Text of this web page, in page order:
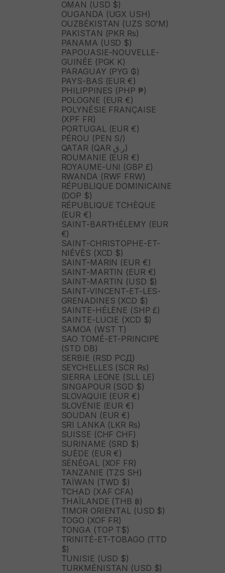
OMAN (USD $)
OUGANDA (UGX USH)
OUZBÉKISTAN (UZS SO'M)
PAKISTAN (PKR ₨)
PANAMA (USD $)
PAPOUASIE-NOUVELLE-
GUINÉE (PGK K)
PARAGUAY (PYG ₲)
PAYS-BAS (EUR €)
PHILIPPINES (PHP ₱)
POLOGNE (EUR €)
POLYNÉSIE FRANÇAISE
(XPF FR)
PORTUGAL (EUR €)
PÉROU (PEN S/)
QATAR (QAR ر.ق)
ROUMANIE (EUR €)
ROYAUME-UNI (GBP £)
RWANDA (RWF FRW)
RÉPUBLIQUE DOMINICAINE
(DOP $)
RÉPUBLIQUE TCHÈQUE
(EUR €)
SAINT-BARTHÉLEMY (EUR
€)
SAINT-CHRISTOPHE-ET-
NIÉVÈS (XCD $)
SAINT-MARIN (EUR €)
SAINT-MARTIN (EUR €)
SAINT-MARTIN (USD $)
SAINT-VINCENT-ET-LES-
GRENADINES (XCD $)
SAINTE-HÉLÈNE (SHP £)
SAINTE-LUCIE (XCD $)
SAMOA (WST T)
SAO TOMÉ-ET-PRINCIPE
(STD DB)
SERBIE (RSD РСД)
SEYCHELLES (SCR ₨)
SIERRA LEONE (SLL LE)
SINGAPOUR (SGD $)
SLOVAQUIE (EUR €)
SLOVÉNIE (EUR €)
SOUDAN (EUR €)
SRI LANKA (LKR ₨)
SUISSE (CHF CHF)
SURINAME (SRD $)
SUÈDE (EUR €)
SÉNÉGAL (XOF FR)
TANZANIE (TZS SH)
TAÏWAN (TWD $)
TCHAD (XAF CFA)
THAÏLANDE (THB ฿)
TIMOR ORIENTAL (USD $)
TOGO (XOF FR)
TONGA (TOP T$)
TRINITÉ-ET-TOBAGO (TTD
$)
TUNISIE (USD $)
TURKMÉNISTAN (USD $)